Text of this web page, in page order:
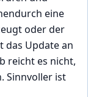
eine
oder der
das Update an
reicht es nicht,
Sinnvoller ist